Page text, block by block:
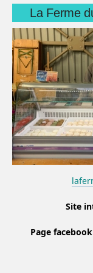
La Ferme
Site
Page facebook